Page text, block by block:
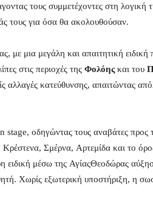
τους συμμετέχοντες στη λογική
τους για όσα θα ακολουθούσαν.
μια μεγάλη και απαιτητική ειδική
στις περιοχές της Φολόηςκαι του
αλλαγές κατεύθυνσης, απαιτώντας
οδηγώντας τους αναβάτες προς
Σμέρνα, Αρτεμίδα και το
ειδική μέσω της ΑγίαςΘεοδώρας
Χωρίς εξωτερική υποστήριξη, η